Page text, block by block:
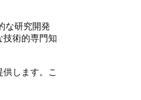
な研究開発
技術的専門知
します。こ